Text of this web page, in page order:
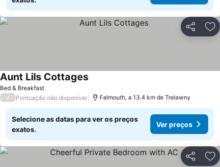
Partilhar
Bed & Breakfast
Aunt Lils Cottages
/ Pontuação não disponível Falmouth, a 13.4 km de Trelawny
Selecione as datas para ver os preços
exatos.
Ver preços
Partilhar